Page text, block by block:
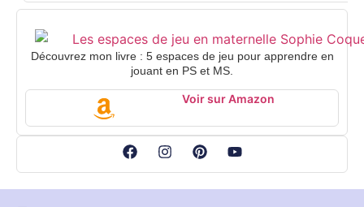
Découvrez mon livre : 5 espaces de jeu pour apprendre en
jouant en PS et MS.
Voir sur Amazon